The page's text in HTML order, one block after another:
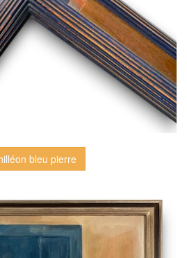
bleu pierre